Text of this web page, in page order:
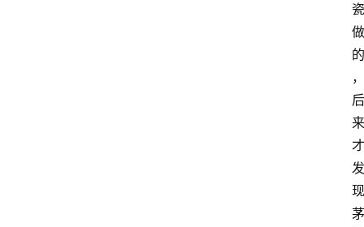
瓷
做
的
，
后
来
才
发
现
茅